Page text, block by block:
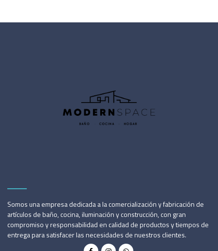
Somos una empresa dedicada a la comercialización y fabricación de
artículos de baño, cocina, iluminación y construcción, con gran
compromiso y responsabilidad en calidad de productos y tiempos de
entrega para satisfacer las necesidades de nuestros clientes.